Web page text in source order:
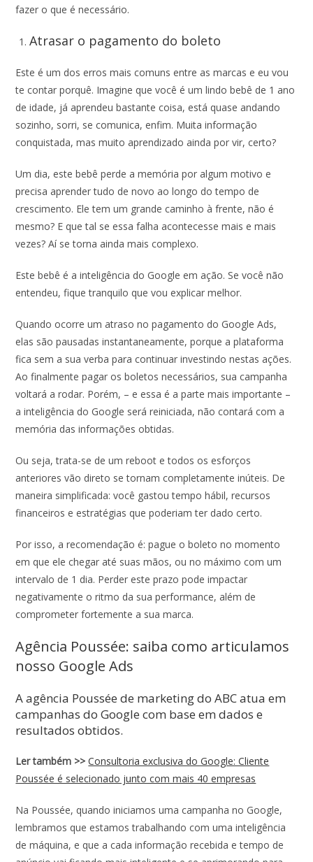
fazer o que é necessário.
Atrasar o pagamento do boleto
Este é um dos erros mais comuns entre as marcas e eu vou
te contar porquê. Imagine que você é um lindo bebê de 1 ano
de idade, já aprendeu bastante coisa, está quase andando
sozinho, sorri, se comunica, enfim. Muita informação
conquistada, mas muito aprendizado ainda por vir, certo?
Um dia, este bebê perde a memória por algum motivo e
precisa aprender tudo de novo ao longo do tempo de
crescimento. Ele tem um grande caminho à frente, não é
mesmo? E que tal se essa falha acontecesse mais e mais
vezes? Aí se torna ainda mais complexo.
Este bebê é a inteligência do Google em ação. Se você não
entendeu, fique tranquilo que vou explicar melhor.
Quando ocorre um atraso no pagamento do Google Ads,
elas são pausadas instantaneamente, porque a plataforma
fica sem a sua verba para continuar investindo nestas ações.
Ao finalmente pagar os boletos necessários, sua campanha
voltará a rodar. Porém, – e essa é a parte mais importante –
a inteligência do Google será reiniciada, não contará com a
memória das informações obtidas.
Ou seja, trata-se de um reboot e todos os esforços
anteriores vão direto se tornam completamente inúteis. De
maneira simplificada: você gastou tempo hábil, recursos
financeiros e estratégias que poderiam ter dado certo.
Por isso, a recomendação é: pague o boleto no momento
em que ele chegar até suas mãos, ou no máximo com um
intervalo de 1 dia. Perder este prazo pode impactar
negativamente o ritmo da sua performance, além de
comprometer fortemente a sua marca.
Agência Poussée: saiba como articulamos
nosso Google Ads
A agência Poussée de marketing do ABC atua em
campanhas do Google com base em dados e
resultados obtidos.
Ler também >> Consultoria exclusiva do Google: Cliente
Poussée é selecionado junto com mais 40 empresas
Na Poussée, quando iniciamos uma campanha no Google,
lembramos que estamos trabalhando com uma inteligência
de máquina, e que a cada informação recebida e tempo de